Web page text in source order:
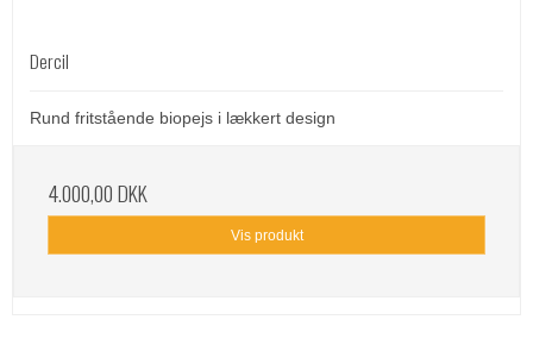
Dercil
Rund fritstående biopejs i lækkert design
4.000,00 DKK
Vis produkt